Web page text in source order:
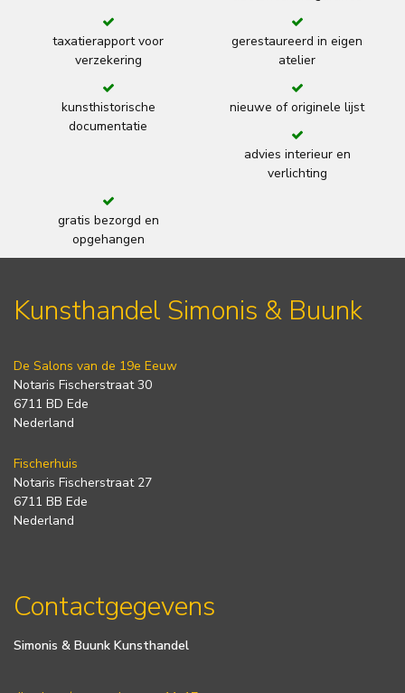
taxatierapport voor
verzekering
gerestaureerd in eigen
atelier
kunsthistorische
documentatie
nieuwe of originele lijst
advies interieur en
verlichting
gratis bezorgd en
opgehangen
Kunsthandel Simonis & Buunk
De Salons van de 19e Eeuw
Notaris Fischerstraat 30
6711 BD Ede
Nederland
Fischerhuis
Notaris Fischerstraat 27
6711 BB Ede
Nederland
Contactgegevens
Simonis & Buunk Kunsthandel